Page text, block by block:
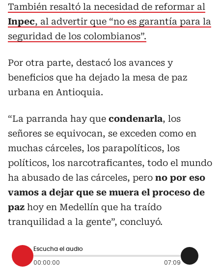
También resaltó la necesidad de reformar al
Inpec, al advertir que “no es garantía para la
seguridad de los colombianos”.
Por otra parte, destacó los avances y
beneficios que ha dejado la mesa de paz
urbana en Antioquia.
“La parranda hay que condenarla, los
señores se equivocan, se exceden como en
muchas cárceles, los parapolíticos, los
políticos, los narcotraficantes, todo el mundo
ha abusado de las cárceles, pero no por eso
vamos a dejar que se muera el proceso de
paz hoy en Medellín que ha traído
tranquilidad a la gente”, concluyó.
Escucha el audio
00:00:00 07:09